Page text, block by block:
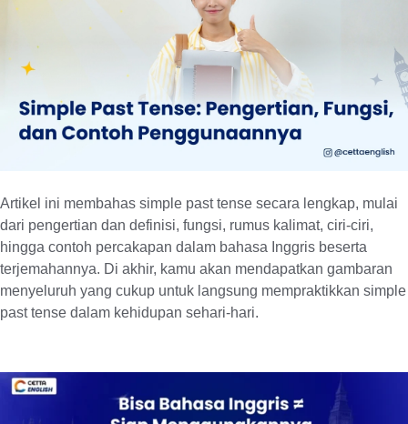
Artikel ini membahas simple past tense secara lengkap, mulai
dari pengertian dan definisi, fungsi, rumus kalimat, ciri-ciri,
hingga contoh percakapan dalam bahasa Inggris beserta
terjemahannya. Di akhir, kamu akan mendapatkan gambaran
menyeluruh yang cukup untuk langsung mempraktikkan simple
past tense dalam kehidupan sehari-hari.